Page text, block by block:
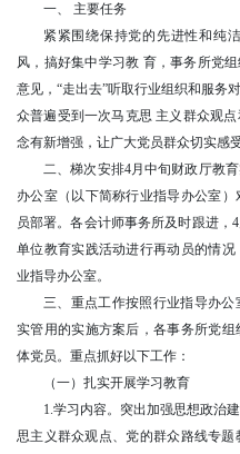
一、 主要任务
紧紧围绕保持党的先进性和纯
风，搞好集中学习教 育，事务所党
意见，“走出去”听取行业组织和服务
众普遍受到一次马克思 主义群众观
念有新增强，让广大党员群众切实感
二、梯次安排4月中旬财政厅教
办公室（以下简称行业指导办公室
员部署。各会计师事务所及时跟进，
单位教育实践活动进行再动员的情
业指导办公室。
三、重点工作按照行业指导办
实管用的实施方案后，各事务所党
体党员。重点抓好以下工作：
（一）扎实开展学习教育
1.学习内容。突出加强思想政治
思主义群众观点、党的群众路线专